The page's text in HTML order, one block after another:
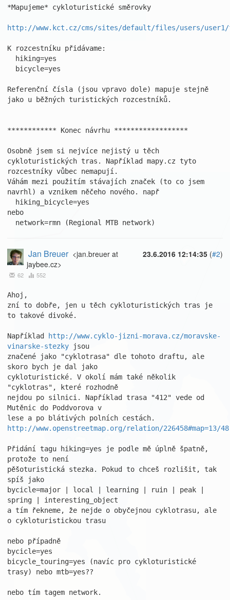
*Mapujeme* cykloturistické směrovky
http://www.kct.cz/cms/sites/default/files/users/
K rozcestníku přidávame:
Referenční čísla (jsou vpravo dole) mapuje stejně
jako u běžných turistických rozcestníků.
************ Konec návrhu ******************
Osobně jsem si nejvíce nejistý u těch
cykloturistických tras. Například mapy.cz tyto
rozcestníky vůbec nemapují.
Váhám mezi použitím stávajích značek (to co jsem
navrhl) a vznikem něčeho nového. např
nebo
  network=rmn (Regional MTB network)
23.6.2016 12:14:35 (#2)
Jan Breuer <jan.breuer at
jaybee.cz>
62 552
Ahoj,
zní to dobře, jen u těch cykloturistických tras je
to takové divoké.
Například
http://www.cyklo-jizni-morava.cz/moravske-
vinarske-stezky jsou
značené jako "cyklotrasa" dle tohoto draftu, ale
skoro bych je dal jako
cykloturistické. V okolí mám také několik
"cyklotras", které rozhodně
nejdou po silnici. Například trasa "412" vede od
Mutěnic do Poddvorova v
http://www.openstreetmap.org/relation/226458#map=13/
Přidání tagu hiking=yes je podle mě úplně špatně,
protože to není
pěšoturistická stezka. Pokud to chceš rozlišit, tak
spíš jako
bycicle=major | local | learning | ruin | peak |
spring | interesting_object
a tím řekneme, že nejde o obyčejnou cyklotrasu, ale
o cykloturistickou trasu
nebo případně
bycicle=yes
bicycle_touring=yes (navíc pro cykloturistické
trasy) nebo mtb=yes??
nebo tím tagem network.